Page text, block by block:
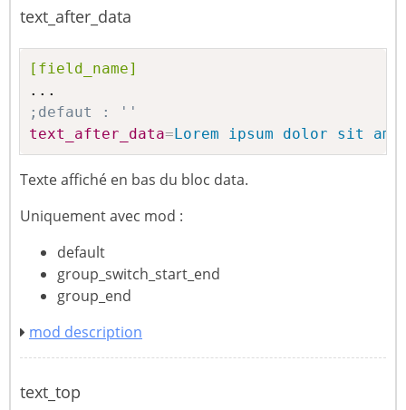
text_after_data
[field_name]
;defaut : ''
text_after_data=Lorem ipsum dolor sit
Texte affiché en bas du bloc data.
Uniquement avec mod :
default
group_switch_start_end
group_end
mod description
text_top